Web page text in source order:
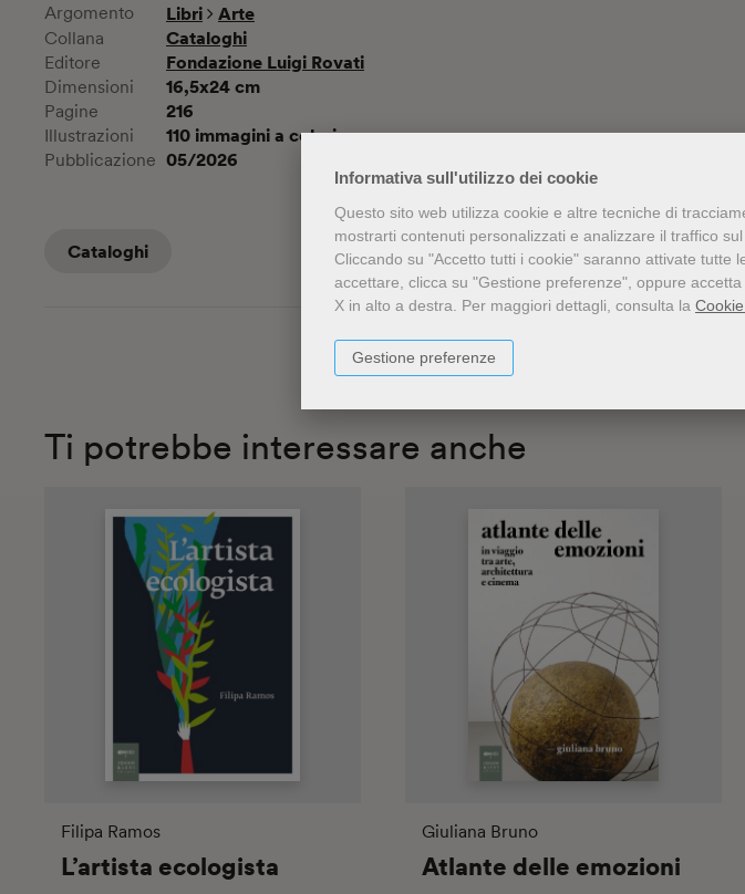
Informativa sull'utilizzo dei cookie
Questo sito web utilizza cookie e altre tecniche di
mostrarti contenuti personalizzati e analizzare il traffico sul
Cliccando su "Accetto tutti i cookie" saranno attivate tutte
accettare, clicca su "Gestione preferenze", oppure
X in alto a destra. Per maggiori dettagli, consulta la
Gestione preferenze
Argomento Libri Arte
Collana Cataloghi
Editore Fondazione Luigi Rovati
Dimensioni 16,5x24 cm
Pagine 216
Illustrazioni 110 immagini a colori
Pubblicazione 05/2026
Cataloghi
Ti potrebbe interessare anche
Filipa Ramos
L’artista ecologista
Giuliana Bruno
Atlante delle emozioni